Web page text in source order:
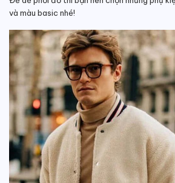
và màu basic nhé!